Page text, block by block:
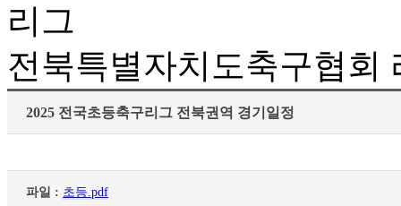
리그
전북특별자치도축구협회
2025 전국초등축구리그 전북권역 경기일정
파일 : 초등.pdf